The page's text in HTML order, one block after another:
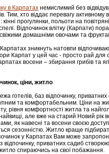
в Карпатах немислимий без
Тим, хто віддає перевагу
кінні прогулянки, польоти на
Відпочинок влітку (Карпати)
домашніми овочами та
зникнуть натовпи
Карпат у цей час - просто рай
восени – збирання грибів та
ціни, житло
готелів, баз відпочинку,
та комфортабельним. Ціни на
рівня комфортності житла та
але вже на старий Новий рік
як навесні та восени своєю
сезонністю. Житло краще
у Карпатах Вам може
відпочинку, приватних садиб
житло спираючись на свої побажання.